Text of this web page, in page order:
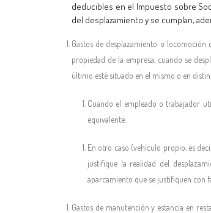
deducibles en el Impuesto sobre
del desplazamiento y se cumplan,
Gastos de desplazamiento o
propiedad de la empresa, cuando se
último esté situado en el mismo o en
Cuando el empleado o trabajador
equivalente.
En otro caso (vehículo propio, es
justifique la realidad del
aparcamiento que se justifiquen con
Gastos de manutención y estancia en